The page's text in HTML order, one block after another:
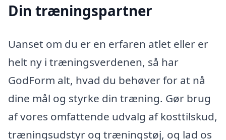
Din træningspartner
Uanset om du er en erfaren atlet eller er
helt ny i træningsverdenen, så har
GodForm alt, hvad du behøver for at nå
dine mål og styrke din træning. Gør brug
af vores omfattende udvalg af kosttilskud,
træningsudstyr og træningstøj, og lad os